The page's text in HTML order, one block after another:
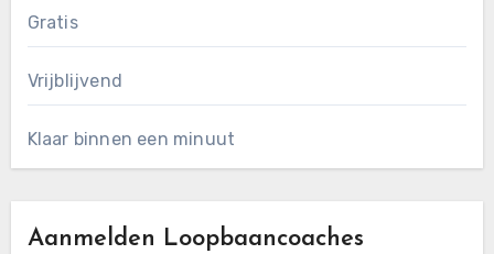
Gratis
Vrijblijvend
Klaar binnen een minuut
Aanmelden Loopbaancoaches